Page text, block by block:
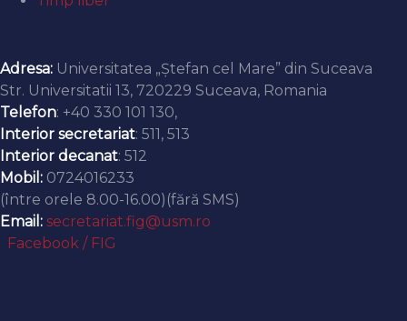
Adresa: Universitatea „Ștefan cel Mare” din Suceava
Str. Universitatii 13, 720229 Suceava, Romania
Telefon: +40 330 101 130,
Interior secretariat: 511, 513
Interior decanat: 512
Mobil: 0724016233
(între orele 8.00-16.00)(fără SMS)
Email: secretariat.fig@usm.ro
Facebook / FIG